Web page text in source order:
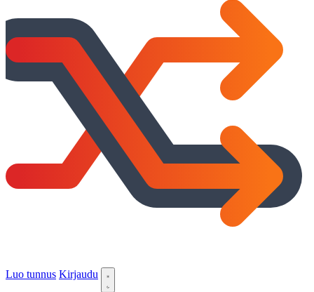
Luo tunnus Kirjaudu